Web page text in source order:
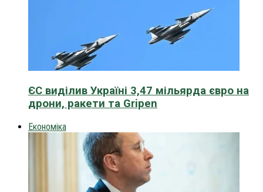
ЄС виділив Україні 3,47 мільярда євро на
дрони, ракети та Gripen
Економіка